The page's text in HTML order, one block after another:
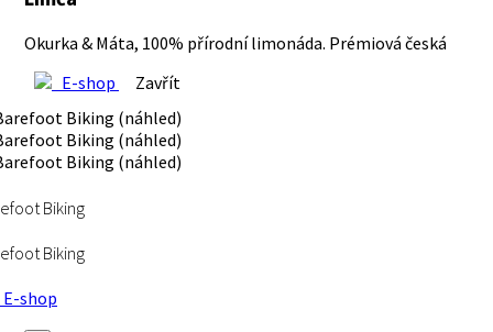
Okurka & Máta, 100% přírodní limonáda. Prémiová česká
E-shop
Zavřít
Biking
Biking
shop